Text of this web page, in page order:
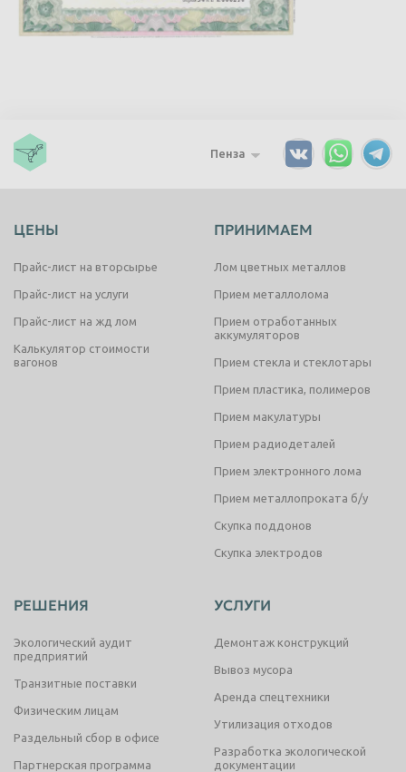
Пенза
ЦЕНЫ
Прайс-лист на вторсырье
Прайс-лист на услуги
Прайс-лист на жд лом
Калькулятор стоимости
вагонов
ПРИНИМАЕМ
Лом цветных металлов
Прием металлолома
Прием отработанных
аккумуляторов
Прием стекла и стеклотары
Прием пластика, полимеров
Прием макулатуры
Прием радиодеталей
Прием электронного лома
Прием металлопроката б/у
Скупка поддонов
Скупка электродов
РЕШЕНИЯ
Экологический аудит
предприятий
Транзитные поставки
Физическим лицам
Раздельный сбор в офисе
Партнерская программа
УСЛУГИ
Демонтаж конструкций
Вывоз мусора
Аренда спецтехники
Утилизация отходов
Разработка экологической
документации